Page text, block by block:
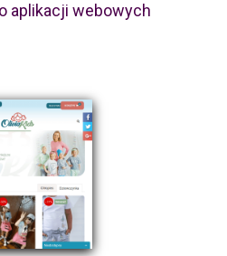
aplikacji webowych